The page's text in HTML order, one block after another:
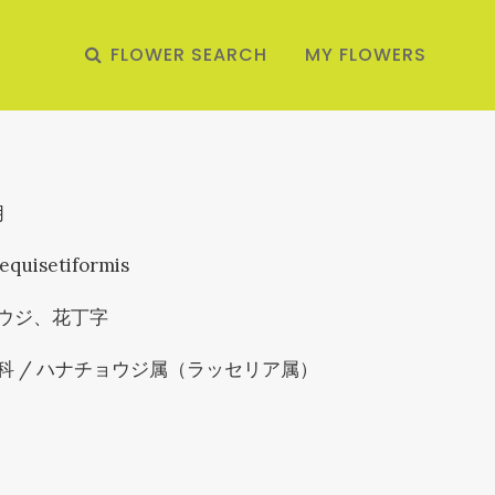
FLOWER SEARCH MY FLOWERS
ジ、花丁字
/ ハナチョウジ属（ラッセリア属）